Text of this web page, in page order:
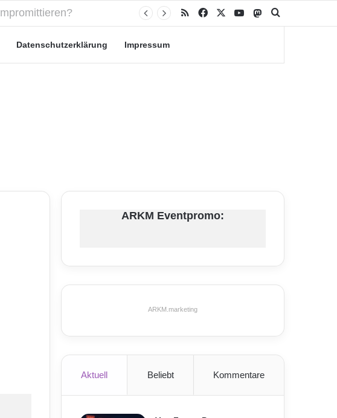
RSS Facebook YouTubeMastodon
Datenschutzerklärung Impressum
ARKM Eventpromo:
ARKM.marketing
Aktuell Beliebt Kommentare